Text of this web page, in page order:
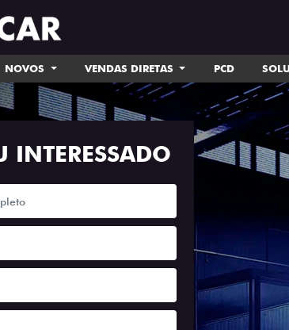
NOVOS VENDAS DIRETAS PCD
INTERESSADO